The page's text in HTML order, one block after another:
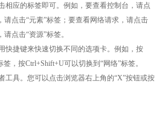
相应的标签即可。例如，要查看控制台，请点
请点击“元素”标签；要查看网络请求，请点击
点击“资源”标签。
快捷键来快速切换不同的选项卡。例如，按
，按Ctrl+Shift+U可以切换到“网络”标签。
工具。您可以点击浏览器右上角的“X”按钮或按